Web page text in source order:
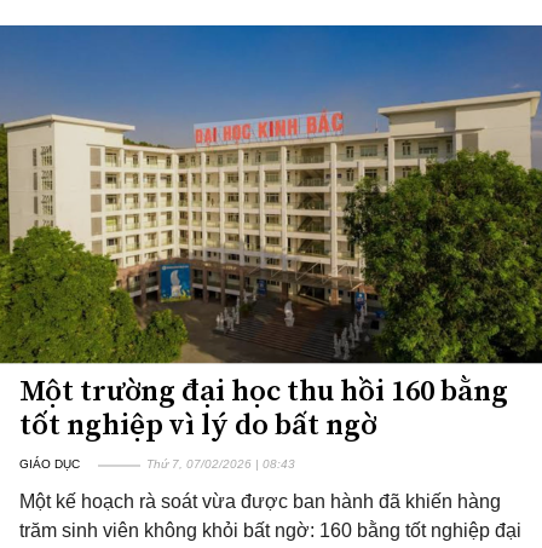
Một trường đại học thu hồi 160 bằng
tốt nghiệp vì lý do bất ngờ
GIÁO DỤC Thứ 7, 07/02/2026 | 08:43
Một kế hoạch rà soát vừa được ban hành đã khiến hàng
trăm sinh viên không khỏi bất ngờ: 160 bằng tốt nghiệp đại